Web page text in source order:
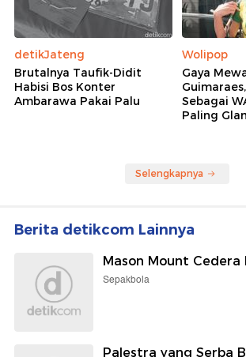
detikJateng
Brutalnya Taufik-Didit
Habisi Bos Konter
Ambarawa Pakai Palu
Wolipop
Gaya
Sebagai
Paling
Selengkapnya
Berita detikcom Lainnya
Mason Mount Cedera
Sepakbola
Palestra yang Serba